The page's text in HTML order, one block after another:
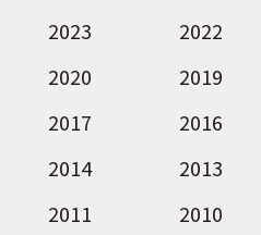
2023
2022
2020
2019
2017
2016
2014
2013
2011
2010